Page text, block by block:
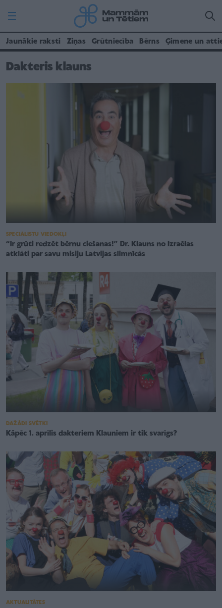
Jaunākie raksti Ziņas Grūtniecība Bērns Ģimene un
Dakteris klauns
SPECIĀLISTU VIEDOKĻI
“Ir grūti redzēt bērnu ciešanas!” Dr. Klauns no Izraēlas
atklāti par savu misiju Latvijas slimnīcās
DAŽĀDI SVĒTKI
Kāpēc 1. aprīlis dakteriem Klauniem ir tik svarīgs?
AKTUALITĀTES